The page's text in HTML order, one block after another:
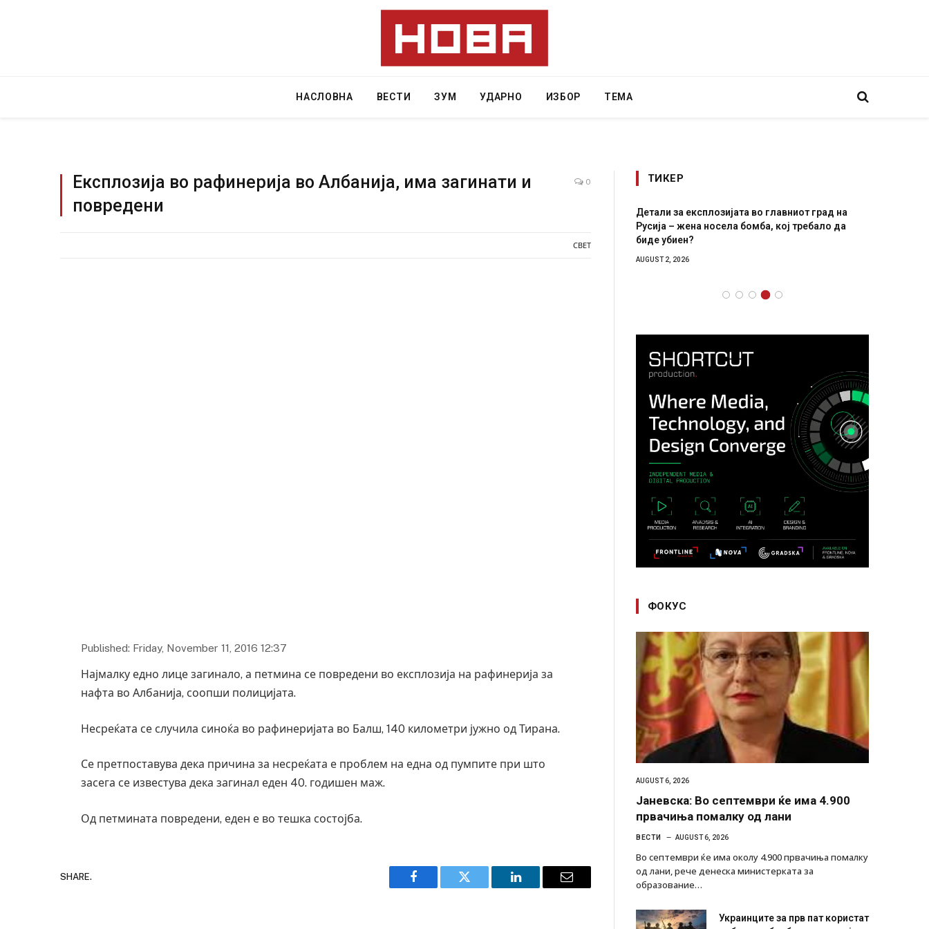
НАСЛОВНА ВЕСТИ ЗУМ УДАРНО ИЗБОР ТЕМА
Експлозија во рафинерија во Албанија, има загинати и
повредени
0
СВЕТ
Published: Friday, November 11, 2016 12:37
Најмалку едно лице загинало, а петмина се повредени во експлозија на рафинерија за
нафта во Албанија, соопши полицијата.
Несреќата се случила синоќа во рафинеријата во Балш, 140 километри јужно од Тирана.
Се претпоставува дека причина за несреќата е проблем на една од пумпите при што
засега се известува дека загинал еден 40. годишен маж.
Од петмината повредени, еден е во тешка состојба.
SHARE.
Facebook Twitter LinkedIn Email
ТИКЕР
И Данска се милитарилизира – воведува нова
Детали за експлозијата во главниот град на
Русија – жена носела бомба, кој требало да
биде убиен?
AUGUST 2, 2026
ФОКУС
AUGUST 6, 2026
Јаневска: Во септември ќе има 4.900
првачиња помалку од лани
ВЕСТИ AUGUST 6, 2026
Во септември ќе има околу 4.900 првачиња помалку
од лани, рече денеска министерката за
образование…
Украинците за прв пат користат